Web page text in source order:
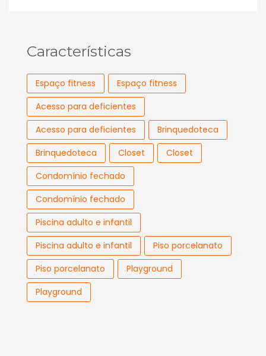
Características
Espaço fitness
Espaço fitness
Acesso para deficientes
Acesso para deficientes
Brinquedoteca
Brinquedoteca
Closet
Closet
Condomínio fechado
Condomínio fechado
Piscina adulto e infantil
Piscina adulto e infantil
Piso porcelanato
Piso porcelanato
Playground
Playground